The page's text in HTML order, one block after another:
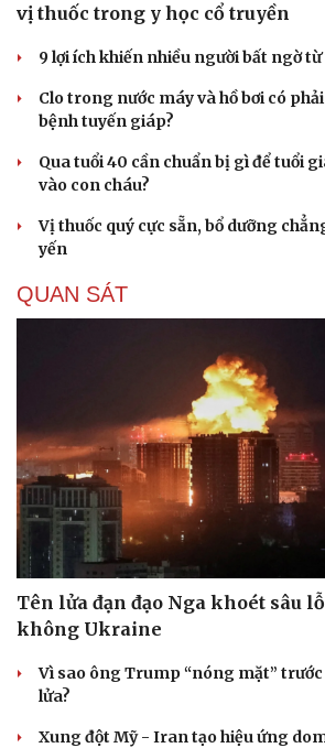
Cải chính
vị thuốc trong y học cổ truyền
9 lợi ích khiến nhiều người bất ngờ
Clo trong nước máy và hồ bơi có
bệnh tuyến giáp?
Qua tuổi 40 cần chuẩn bị gì để tuổi
vào con cháu?
Vị thuốc quý cực sẵn, bổ dưỡng
yến
QUAN SÁT
Tên lửa đạn đạo Nga khoét sâu
không Ukraine
Vì sao ông Trump “nóng mặt”
lửa?
Xung đột Mỹ - Iran tạo hiệu ứng